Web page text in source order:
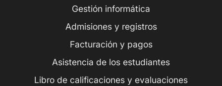
Gestión informática
Admisiones y registros
Facturación y pagos
Asistencia de los estudiantes
Libro de calificaciones y evaluaciones